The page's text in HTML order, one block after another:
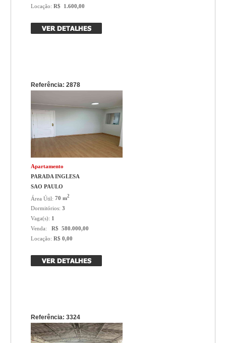
Locação:R$ 1.600,00
Referência: 2878
Apartamento
PARADA INGLESA
SAO PAULO
Área Útil:70 m2
Dormitórios:3
Vaga(s): 1
Venda:
R$ 580.000,00
Locação:R$ 0,00
Referência: 3324